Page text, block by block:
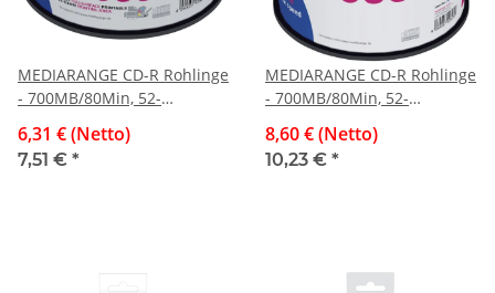
MEDIARANGE CD-R Rohlinge
- 700MB/80Min, 52-
Packung mit 25 Stück
6,31 € (Netto)
7,51 € *
MEDIARANGE CD-R Rohlinge
- 700MB/80Min, 52-
50 Stück
8,60 € (Netto)
10,23 € *